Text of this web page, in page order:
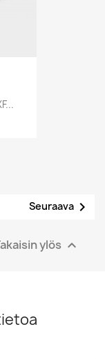
Seuraava 
ylös 